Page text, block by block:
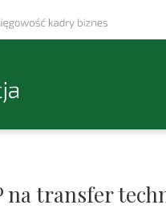
na transfer